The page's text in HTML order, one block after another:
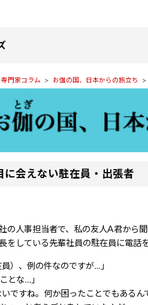
専門家コラム お伽の国、日本からの旅立ち
会えない駐在員・出張者
の人事担当者で、私の友人A君から聞
をしている先輩社員の駐在員に電話
、例の件なのですが…」
とな…」
すね。何か困ったことでもあるん